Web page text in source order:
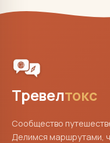
Тревелтокс
Сообщество
Делимся маршрутами,